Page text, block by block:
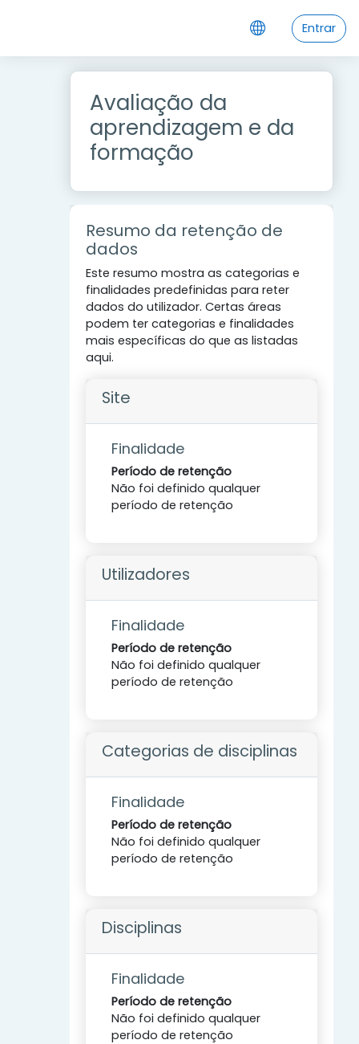
Entrar
Avaliação da
aprendizagem e da
formação
Resumo da retenção de
dados
Este resumo mostra as categorias e
finalidades predefinidas para reter
dados do utilizador. Certas áreas
podem ter categorias e finalidades
mais específicas do que as listadas
aqui.
Site
Finalidade
Período de retenção
Não foi definido qualquer
período de retenção
Utilizadores
Finalidade
Período de retenção
Não foi definido qualquer
período de retenção
Categorias de disciplinas
Finalidade
Período de retenção
Não foi definido qualquer
período de retenção
Disciplinas
Finalidade
Período de retenção
Não foi definido qualquer
período de retenção